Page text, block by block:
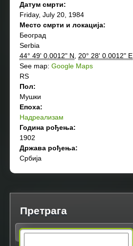
Датум смрти:
Friday, July 20, 1984
Место смрти и локација:
Београд
Serbia
44° 49' 0.0012" N
20° 28' 0.0012" E
See map: Google Maps
RS
Пол:
Мушки
Епоха:
Надреализам
Година рођења:
1902
Држава рођења:
Србија
Претрага